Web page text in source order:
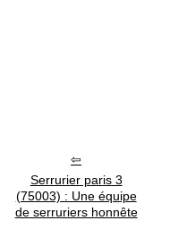
Serrurier paris 3
(75003) : Une équipe
de serruriers honnête